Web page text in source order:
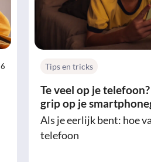
Tips en tricks
Te veel op je
grip op je
Als je eerlijk bent: hoe
telefoon